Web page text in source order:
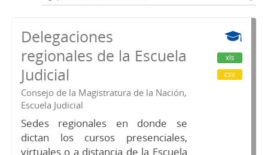
Delegaciones
regionales de la Escuela
Judicial
Consejo de la Magistratura de la Nación,
Escuela Judicial
Sedes regionales en donde se
dictan los cursos presenciales,
virtuales o a distancia de la Escuela
xls
csv